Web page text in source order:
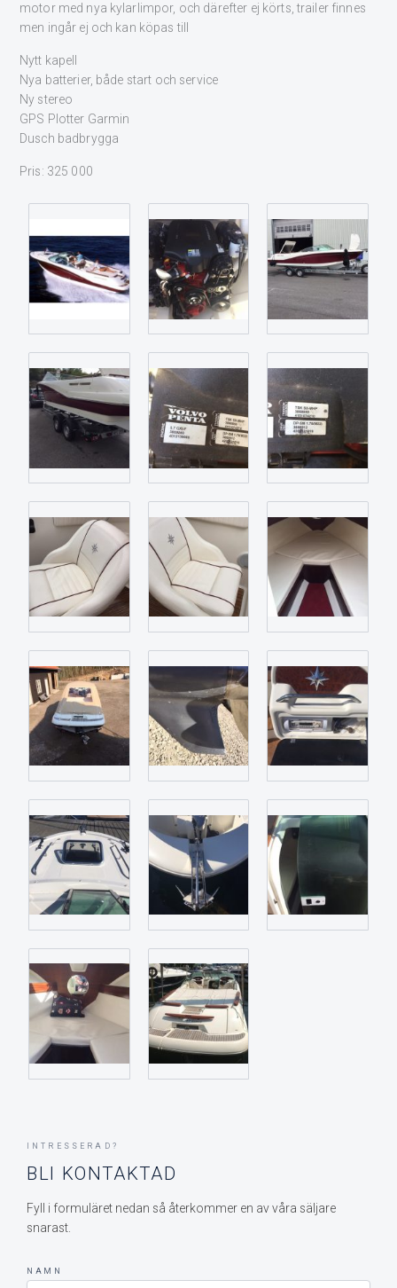
motor med nya kylarlimpor, och därefter ej körts, trailer finnes
men ingår ej och kan köpas till
Nytt kapell
Nya batterier, både start och service
Ny stereo
GPS Plotter Garmin
Dusch badbrygga
Pris: 325 000
INTRESSERAD?
BLI KONTAKTAD
Fyll i formuläret nedan så återkommer en av våra säljare
snarast.
NAMN